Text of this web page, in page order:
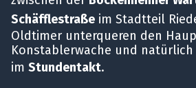
Schäfflestraße im Stadtteil
Oldtimer unterqueren den
Konstablerwache und natürlich
im Stundentakt.